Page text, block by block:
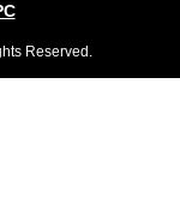
Reserved.